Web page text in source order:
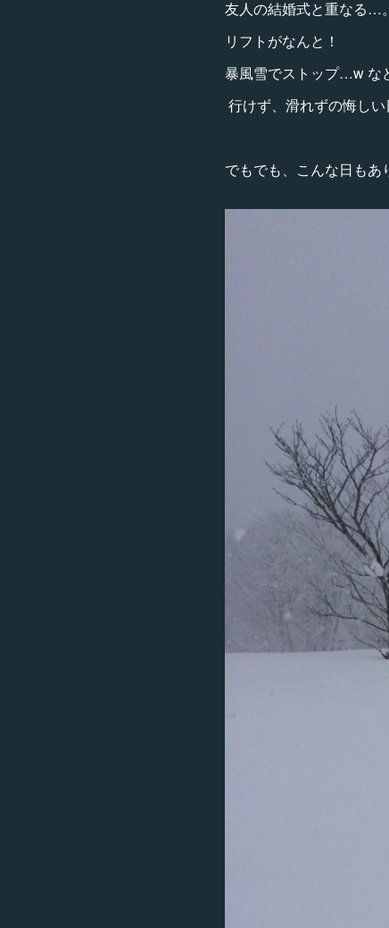
友人の結婚式と重なる…。
リフトがなんと！
暴風雪でストップ…w な
行けず、滑れずの悔しい
でもでも、こんな日